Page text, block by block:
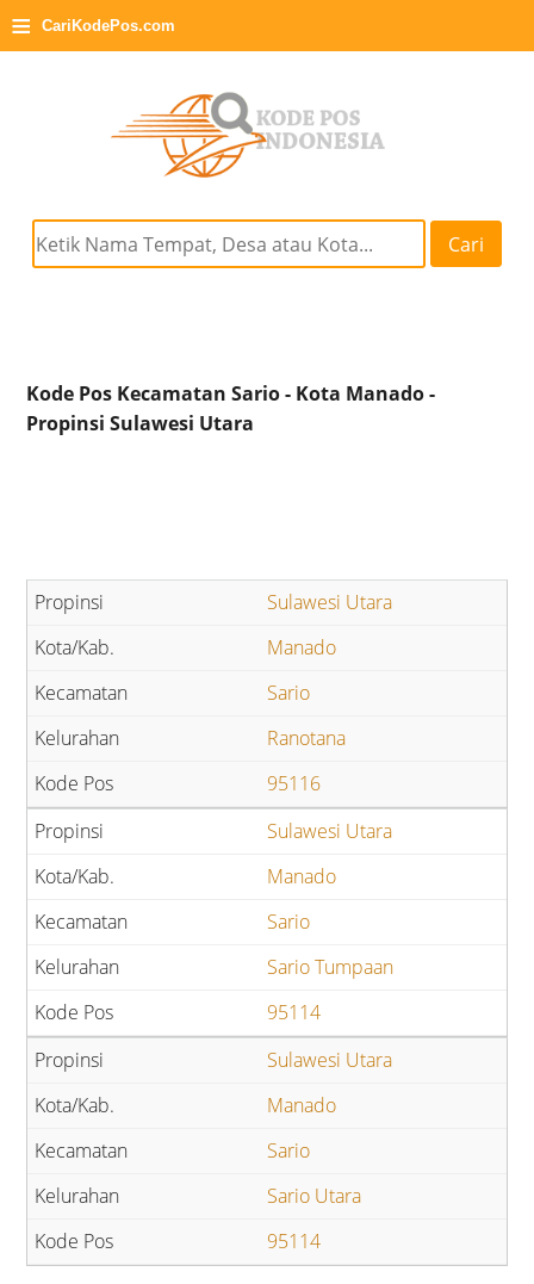
≡ CariKodePos.com
Cari
Kode Pos Kecamatan Sario - Kota Manado -
Propinsi Sulawesi Utara
Sulawesi Utara
Manado
Sario
Ranotana
95116
Sulawesi Utara
Manado
Sario
Sario Tumpaan
95114
Sulawesi Utara
Manado
Sario
Sario Utara
95114